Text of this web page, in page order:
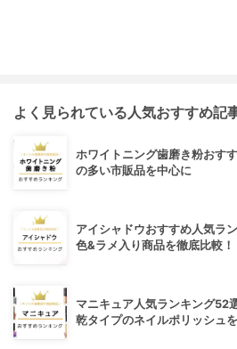
よく見られている人気おすすめ記
ホワイトニング歯磨き粉おす
の多い市販品を中心に
アイシャドウおすすめ人気ラ
色&ラメ入り商品を徹底比較！
マニキュア人気ランキング52
乾タイプのネイルポリッシュを